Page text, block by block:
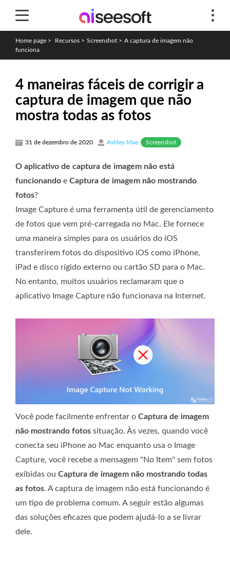
Home page > Recursos > Screenshot > A captura de imagem não
funciona
4 maneiras fáceis de corrigir a
captura de imagem que não
mostra todas as fotos
31 de dezembro de 2020 Ashley Mae Screenshot
O aplicativo de captura de imagem não está
funcionando e Captura de imagem não mostrando
fotos?
Image Capture é uma ferramenta útil de gerenciamento
de fotos que vem pré-carregada no Mac. Ele fornece
uma maneira simples para os usuários do iOS
transferirem fotos do dispositivo iOS como iPhone,
iPad e disco rígido externo ou cartão SD para o Mac.
No entanto, muitos usuários reclamaram que o
aplicativo Image Capture não funcionava na Internet.
Você pode facilmente enfrentar o Captura de imagem
não mostrando fotos situação. Às vezes, quando você
conecta seu iPhone ao Mac enquanto usa o Image
Capture, você recebe a mensagem "No Item" sem fotos
exibidas ou Captura de imagem não mostrando todas
as fotos. A captura de imagem não está funcionando é
um tipo de problema comum. A seguir estão algumas
das soluções eficazes que podem ajudá-lo a se livrar
dele.